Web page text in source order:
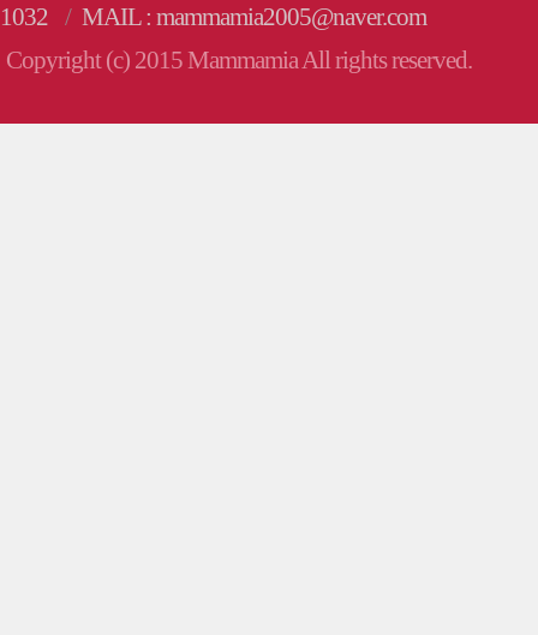
1032
/ MAIL : mammamia2005@naver.com
Copyright (c) 2015 Mammamia All rights reserved.